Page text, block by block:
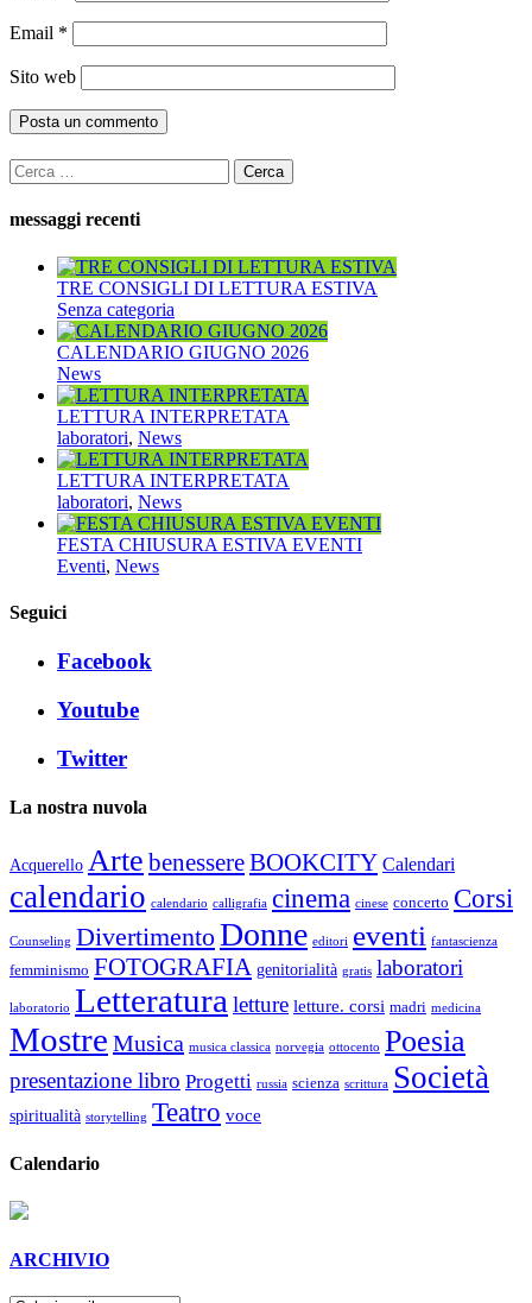
Email *
Sito web
Ricerca
per:
messaggi recenti
TRE CONSIGLI DI LETTURA ESTIVA
Senza categoria
CALENDARIO GIUGNO 2026
News
LETTURA INTERPRETATA
laboratori, News
LETTURA INTERPRETATA
laboratori, News
FESTA CHIUSURA ESTIVA EVENTI
Eventi, News
Seguici
Facebook
Youtube
Twitter
La nostra nuvola
Acquerello Arte benessereBOOKCITY Calendari
calendario calendario calligrafia cinema cinese concerto Corsi
Counseling DivertimentoDonne editori eventi fantascienza
femminismo FOTOGRAFIA genitorialità gratis laboratori
laboratorio Letteratura letture letture. corsi madri medicina
Mostre Musica musica classica norvegia ottocento Poesia
presentazione libro Progetti russia scienza scrittura Società
spiritualità storytelling Teatro voce
Calendario
ARCHIVIO